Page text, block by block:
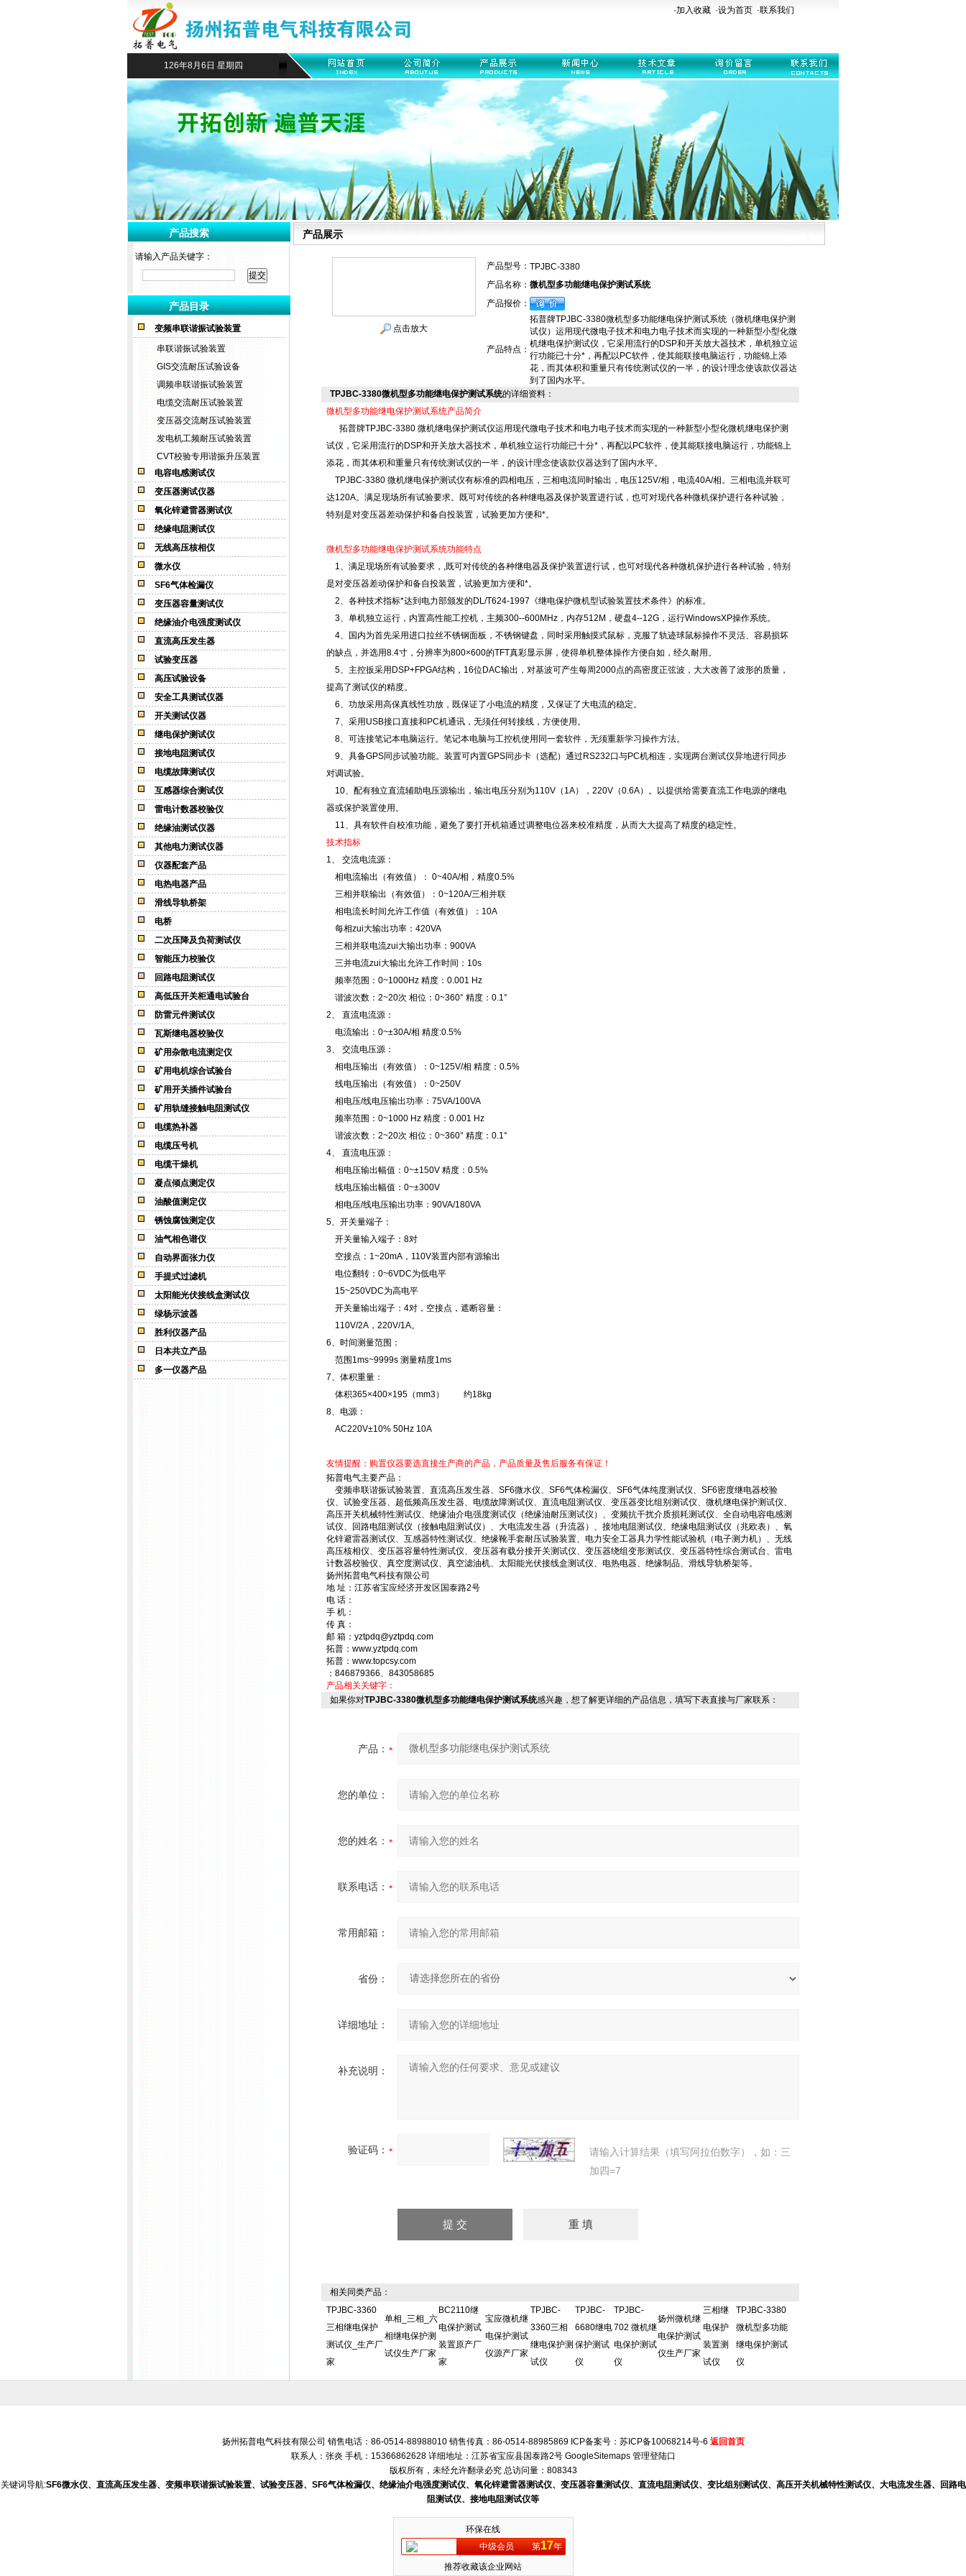
·加入收藏 ·设为首页 ·联系我们
126年8月6日 星期四
产品搜索
请输入产品关键字：
产品目录
变频串联谐振试验装置
串联谐振试验装置
GIS交流耐压试验设备
调频串联谐振试验装置
电缆交流耐压试验装置
变压器交流耐压试验装置
发电机工频耐压试验装置
CVT校验专用谐振升压装置
电容电感测试仪
变压器测试仪器
氧化锌避雷器测试仪
绝缘电阻测试仪
无线高压核相仪
微水仪
SF6气体检漏仪
变压器容量测试仪
绝缘油介电强度测试仪
直流高压发生器
试验变压器
高压试验设备
安全工具测试仪器
开关测试仪器
继电保护测试仪
接地电阻测试仪
电缆故障测试仪
互感器综合测试仪
雷电计数器校验仪
绝缘油测试仪器
其他电力测试仪器
仪器配套产品
电热电器产品
滑线导轨桥架
电桥
二次压降及负荷测试仪
智能压力校验仪
回路电阻测试仪
高低压开关柜通电试验台
防雷元件测试仪
瓦斯继电器校验仪
矿用杂散电流测定仪
矿用电机综合试验台
矿用开关插件试验台
矿用轨缝接触电阻测试仪
电缆热补器
电缆压号机
电缆干燥机
凝点倾点测定仪
油酸值测定仪
锈蚀腐蚀测定仪
油气相色谱仪
自动界面张力仪
手提式过滤机
太阳能光伏接线盒测试仪
绿杨示波器
胜利仪器产品
日本共立产品
多一仪器产品
产品展示
点击放大
产品型号： TPJBC-3380
产品名称： 微机型多功能继电保护测试系统
产品报价：
产品特点：
拓普牌TPJBC-3380微机型多功能继电保护测试系统（微机继电保护测
试仪）运用现代微电子技术和电力电子技术而实现的一种新型小型化微
机继电保护测试仪，它采用流行的DSP和开关放大器技术，单机独立运
行功能已十分*，再配以PC软件，使其能联接电脑运行，功能锦上添
花，而其体积和重量只有传统测试仪的一半，的设计理念使该款仪器达
到了国内水平。
TPJBC-3380微机型多功能继电保护测试系统的详细资料：
微机型多功能继电保护测试系统产品简介
拓普牌TPJBC-3380 微机继电保护测试仪运用现代微电子技术和电力电子技术而实现的一种新型小型化微机继电保护测
试仪，它采用流行的DSP和开关放大器技术，单机独立运行功能已十分*，再配以PC软件，使其能联接电脑运行，功能锦上
添花，而其体积和重量只有传统测试仪的一半，的设计理念使该款仪器达到了国内水平。
TPJBC-3380 微机继电保护测试仪有标准的四相电压，三相电流同时输出，电压125V/相，电流40A/相。三相电流并联可
达120A。满足现场所有试验要求。既可对传统的各种继电器及保护装置进行试，也可对现代各种微机保护进行各种试验，
特别是对变压器差动保护和备自投装置，试验更加方便和*。
微机型多功能继电保护测试系统功能特点
1、满足现场所有试验要求，,既可对传统的各种继电器及保护装置进行试，也可对现代各种微机保护进行各种试验，特别
是对变压器差动保护和备自投装置，试验更加方便和*。
2、各种技术指标*达到电力部颁发的DL/T624-1997《继电保护微机型试验装置技术条件》的标准。
3、单机独立运行，内置高性能工控机，主频300--600MHz，内存512M，硬盘4--12G，运行WindowsXP操作系统。
4、国内为首先采用进口拉丝不锈钢面板，不锈钢键盘，同时采用触摸式鼠标，克服了轨迹球鼠标操作不灵活、容易损坏
的缺点，并选用8.4寸，分辨率为800×600的TFT真彩显示屏，使得单机整体操作方便自如，经久耐用。
5、主控扳采用DSP+FPGA结构，16位DAC输出，对基波可产生每周2000点的高密度正弦波，大大改善了波形的质量，
提高了测试仪的精度。
6、功放采用高保真线性功放，既保证了小电流的精度，又保证了大电流的稳定。
7、采用USB接口直接和PC机通讯，无须任何转接线，方便使用。
8、可连接笔记本电脑运行。笔记本电脑与工控机使用同一套软件，无须重新学习操作方法。
9、具备GPS同步试验功能。装置可内置GPS同步卡（选配）通过RS232口与PC机相连，实现两台测试仪异地进行同步
对调试验。
10、配有独立直流辅助电压源输出，输出电压分别为110V（1A），220V（0.6A）。以提供给需要直流工作电源的继电
器或保护装置使用。
11、具有软件自校准功能，避免了要打开机箱通过调整电位器来校准精度，从而大大提高了精度的稳定性。
技术指标
1、 交流电流源：
相电流输出（有效值）： 0~40A/相，精度0.5%
三相并联输出（有效值）：0~120A/三相并联
相电流长时间允许工作值（有效值）：10A
每相zui大输出功率：420VA
三相并联电流zui大输出功率：900VA
三并电流zui大输出允许工作时间：10s
频率范围：0~1000Hz 精度：0.001 Hz
谐波次数：2~20次 相位：0~360° 精度：0.1°
2、 直流电流源：
电流输出：0~±30A/相 精度:0.5%
3、 交流电压源：
相电压输出（有效值）：0~125V/相 精度：0.5%
线电压输出（有效值）：0~250V
相电压/线电压输出功率：75VA/100VA
频率范围：0~1000 Hz 精度：0.001 Hz
谐波次数：2~20次 相位：0~360° 精度：0.1°
4、 直流电压源：
相电压输出幅值：0~±150V 精度：0.5%
线电压输出幅值：0~±300V
相电压/线电压输出功率：90VA/180VA
5、开关量端子：
开关量输入端子：8对
空接点：1~20mA，110V装置内部有源输出
电位翻转：0~6VDC为低电平
15~250VDC为高电平
开关量输出端子：4对，空接点，遮断容量：
110V/2A，220V/1A。
6、时间测量范围：
范围1ms~9999s 测量精度1ms
7、体积重量：
体积365×400×195（mm3） 约18kg
8、电源：
AC220V±10% 50Hz 10A
友情提醒：购置仪器要选直接生产商的产品，产品质量及售后服务有保证！
拓普电气主要产品：
变频串联谐振试验装置、直流高压发生器、SF6微水仪、SF6气体检漏仪、SF6气体纯度测试仪、SF6密度继电器校验
仪、试验变压器、超低频高压发生器、电缆故障测试仪、直流电阻测试仪、变压器变比组别测试仪、微机继电保护测试仪、
高压开关机械特性测试仪、绝缘油介电强度测试仪（绝缘油耐压测试仪）、变频抗干扰介质损耗测试仪、全自动电容电感测
试仪、回路电阻测试仪（接触电阻测试仪）、大电流发生器（升流器）、接地电阻测试仪、绝缘电阻测试仪（兆欧表）、氧
化锌避雷器测试仪、互感器特性测试仪、绝缘靴手套耐压试验装置、电力安全工器具力学性能试验机（电子测力机）、无线
高压核相仪、变压器容量特性测试仪、变压器有载分接开关测试仪、变压器绕组变形测试仪、变压器特性综合测试台、雷电
计数器校验仪、真空度测试仪、真空滤油机、太阳能光伏接线盒测试仪、电热电器、绝缘制品、滑线导轨桥架等。
扬州拓普电气科技有限公司
地 址：江苏省宝应经济开发区国泰路2号
电 话：
手 机：
传 真：
邮 箱：yztpdq@yztpdq.com
拓普：www.yztpdq.com
拓普：www.topcsy.com
：846879366、843058685
产品相关关键字：
如果你对TPJBC-3380微机型多功能继电保护测试系统感兴趣，想了解更详细的产品信息，填写下表直接与厂家联系：
产品：
您的单位：
您的姓名：
联系电话：
常用邮箱：
省份：
详细地址：
补充说明：
验证码：
请输入计算结果（填写阿拉伯数字），如：三
加四=7
相关同类产品：
TPJBC-3360
三相继电保护
测试仪_生产厂
家
单相_三相_六
相继电保护测
试仪生产厂家
BC2110继
电保护测试
装置原产厂
家
宝应微机继
电保护测试
仪源产厂家
TPJBC-
3360三相
继电保护测
试仪
TPJBC-
6680继电
保护测试
仪
TPJBC-
702 微机继
电保护测试
仪
扬州微机继
电保护测试
仪生产厂家
三相继
电保护
装置测
试仪
TPJBC-3380
微机型多功能
继电保护测试
仪
扬州拓普电气科技有限公司 销售电话：86-0514-88988010 销售传真：86-0514-88985869 ICP备案号： 苏ICP备10068214号-6 返回首页
联系人：张炎 手机：15366862628 详细地址：江苏省宝应县国泰路2号 GoogleSitemaps 管理登陆口
版权所有，未经允许翻录必究 总访问量：808343
关键词导航:SF6微水仪、直流高压发生器、变频串联谐振试验装置、试验变压器、SF6气体检漏仪、绝缘油介电强度测试仪、氧化锌避雷器测试仪、变压器容量测试仪、直流电阻测试仪、变比组别测试仪、高压开关机械特性测试仪、大电流发生器、回路电
阻测试仪、接地电阻测试仪等
环保在线
中级会员
第17年
推荐收藏该企业网站